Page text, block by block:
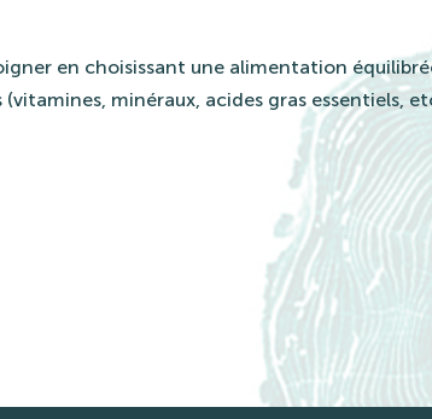
en choisissant une alimentation
minéraux, acides gras essentiels,